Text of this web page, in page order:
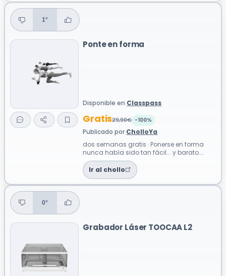
1°
Ponte en forma
Disponible en Classpass
Gratis29,90€ -100%
Publicado por CholloYa
dos semanas gratis · Ponerse en forma
nunca había sido tan fácil... y barato.
Apuntate a ClassPass 15 días gratis a t...
Ir al chollo
0°
Grabador Láser TOOCAA L2